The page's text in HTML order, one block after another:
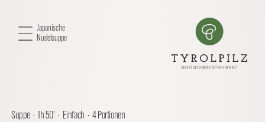
Japanische
Suppe · 1h 50' · Einfach · 4 Portionen